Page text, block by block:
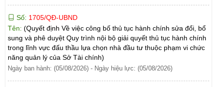
Tên:(Quyết định Về việc công bố thủ tục hành chính sửa đổi, bổ
sung và phê duyệt Quy trình nội bộ giải quyết thủ tục hành chính
trong lĩnh vực đấu thầu lựa chọn nhà đầu tư thuộc phạm vi chức
năng quản lý của Sở Tài chính)
Ngày ban hành: (05/08/2026) -Ngày hiệu lực: (05/08/2026)
Số:1700/QĐ-UBND
Tên:(Quyết định Về việc công bố thủ tục hành chính mới ban